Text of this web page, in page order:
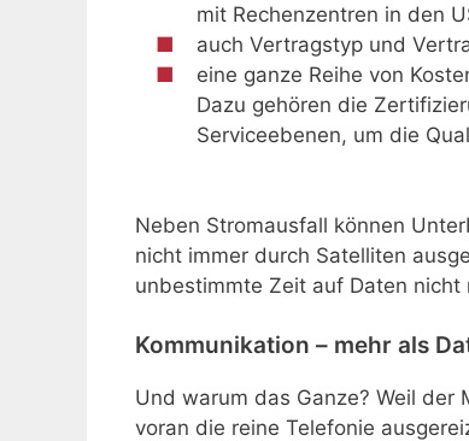
mit Rechenzentren in den
auch Vertragstyp und
eine ganze Reihe von
Dazu gehören die
Serviceebenen, um die
Neben Stromausfall können
nicht immer durch Satelliten
unbestimmte Zeit auf Daten
Kommunikation – mehr als
Und warum das Ganze? Weil der
voran die reine Telefonie